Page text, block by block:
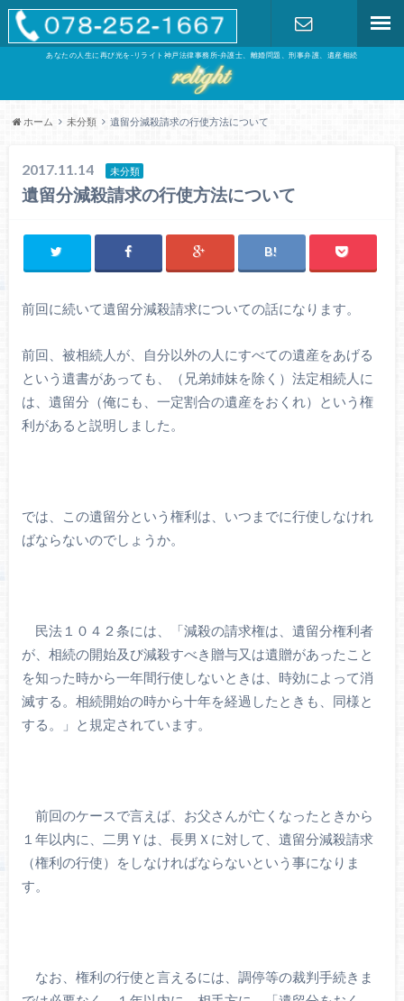
あなたの人生に再び光を-リライト神戸法律事務所-弁護士、離婚問題、刑事弁護、遺産相続
ホーム 未分類 遺留分減殺請求の行使方法について
2017.11.14 未分類
遺留分減殺請求の行使方法について
前回に続いて遺留分減殺請求についての話になります。
前回、被相続人が、自分以外の人にすべての遺産をあげる
という遺書があっても、（兄弟姉妹を除く）法定相続人に
は、遺留分（俺にも、一定割合の遺産をおくれ）という権
利があると説明しました。
では、この遺留分という権利は、いつまでに行使しなけれ
ばならないのでしょうか。
民法１０４２条には、「減殺の請求権は、遺留分権利者
が、相続の開始及び減殺すべき贈与又は遺贈があったこと
を知った時から一年間行使しないときは、時効によって消
滅する。相続開始の時から十年を経過したときも、同様と
する。」と規定されています。
前回のケースで言えば、お父さんが亡くなったときから
１年以内に、二男Ｙは、長男Ｘに対して、遺留分減殺請求
（権利の行使）をしなければならないという事になりま
す。
なお、権利の行使と言えるには、調停等の裁判手続きま